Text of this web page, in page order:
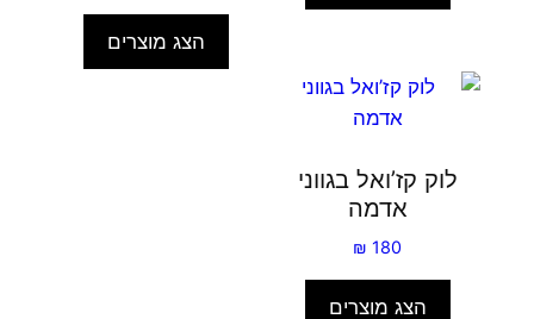
הצג מוצרים
לוק קז’ואל בגווני
אדמה
₪ 180
הצג מוצרים